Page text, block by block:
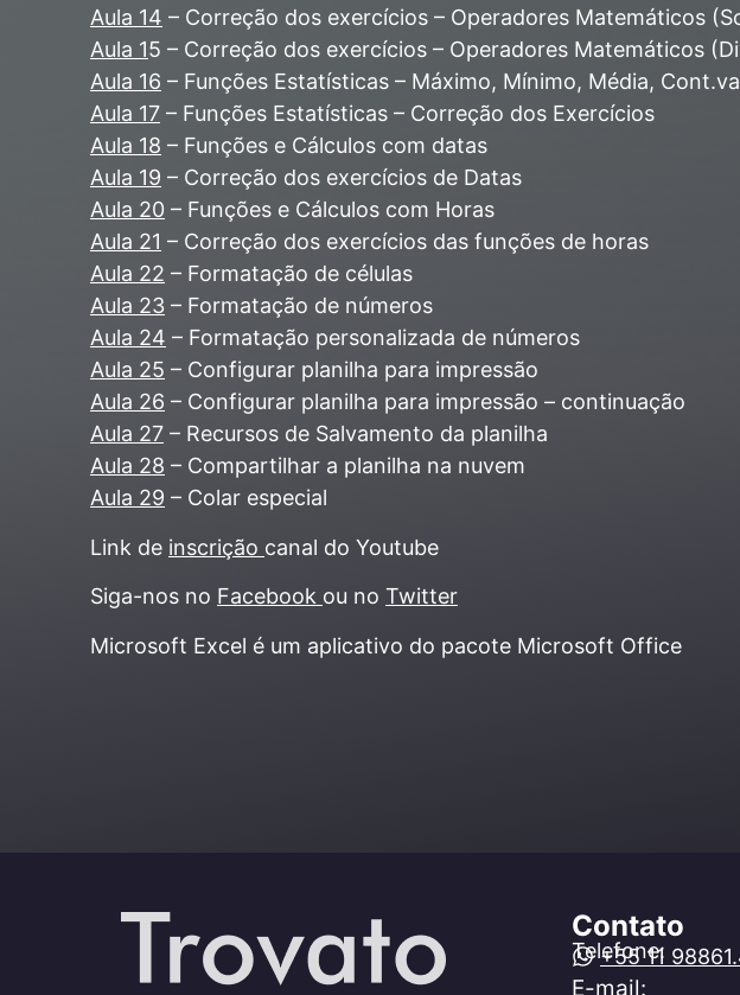
Aula 14 – Correção dos exercícios – Operadores Matemáticos
Aula 15 – Correção dos exercícios – Operadores Matemáticos
Aula 16 – Funções Estatísticas – Máximo, Mínimo, Média,
Aula 17 – Funções Estatísticas – Correção dos Exercícios
Aula 18 – Funções e Cálculos com datas
Aula 19 – Correção dos exercícios de Datas
Aula 20 – Funções e Cálculos com Horas
Aula 21 – Correção dos exercícios das funções de horas
Aula 22 – Formatação de células
Aula 23 – Formatação de números
Aula 24 – Formatação personalizada de números
Aula 25 – Configurar planilha para impressão
Aula 26 – Configurar planilha para impressão – continuação
Aula 27 – Recursos de Salvamento da planilha
Aula 28 – Compartilhar a planilha na nuvem
Aula 29 – Colar especial
Link de inscrição canal do Youtube
Siga-nos no Facebook ou no Twitter
Microsoft Excel é um aplicativo do pacote Microsoft Office
Contato
Telefone:
+55 11
E-mail: